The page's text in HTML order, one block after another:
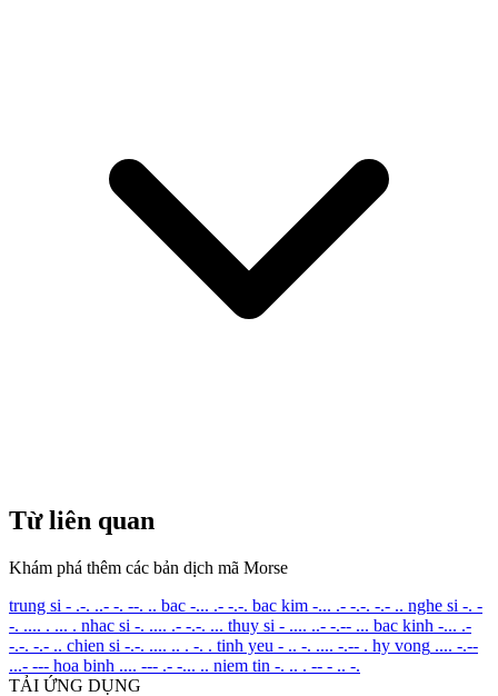
Từ liên quan
Khám phá thêm các bản dịch mã Morse
trung si - .-. ..- -. --. .. bac -... .- -.-. bac kim -... .- -.-. -.- .. nghe si -. -
-. .... . ... . nhac si -. .... .- -.-. ... thuy si - .... ..- -.-- ... bac kinh -... .-
-.-. -.- .. chien si -.-. .... .. . -. . tinh yeu - .. -. .... -.-- . hy vong .... -.--
...- --- hoa binh .... --- .- -... .. niem tin -. .. . -- - .. -.
TẢI ỨNG DỤNG